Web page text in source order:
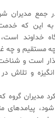
جمع مدیران
به این که
خداوند
مستقیم و چه
است و
و تلاش
مدیران گروه
پیامدهای